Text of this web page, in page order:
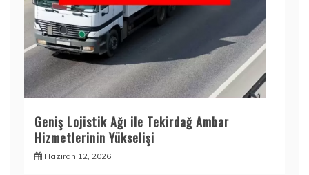
Geniş Lojistik Ağı ile Tekirdağ Ambar
Hizmetlerinin Yükselişi
Haziran 12, 2026